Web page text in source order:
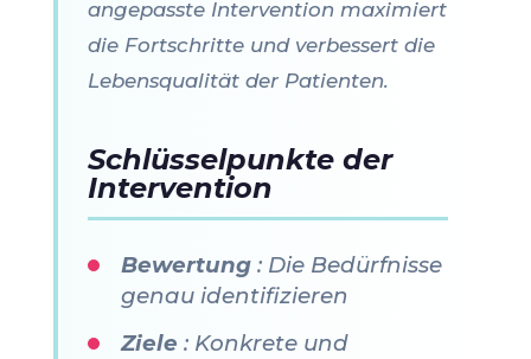
angepasste Intervention maximiert
die Fortschritte und verbessert die
Lebensqualität der Patienten.
Schlüsselpunkte der
Intervention
Bewertung: Die Bedürfnisse
genau identifizieren
Ziele : Konkrete und